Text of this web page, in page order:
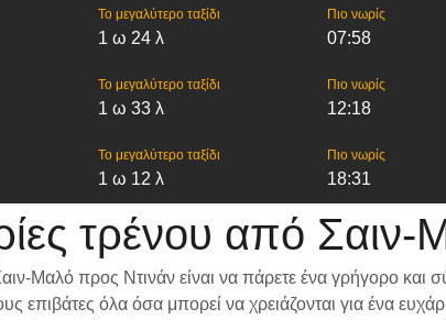
Το μεγαλύτερο ταξίδι
1 ω 24 λ
Πιο νωρίς
07:58
Το μεγαλύτερο ταξίδι
1 ω 33 λ
Πιο νωρίς
12:18
Το μεγαλύτερο ταξίδι
1 ω 12 λ
Πιο νωρίς
18:31
τρένου από Σαιν-
Μαλό προς Ντινάν είναι να πάρετε ένα γρήγορο
όλα όσα μπορεί να χρειάζονται για ένα